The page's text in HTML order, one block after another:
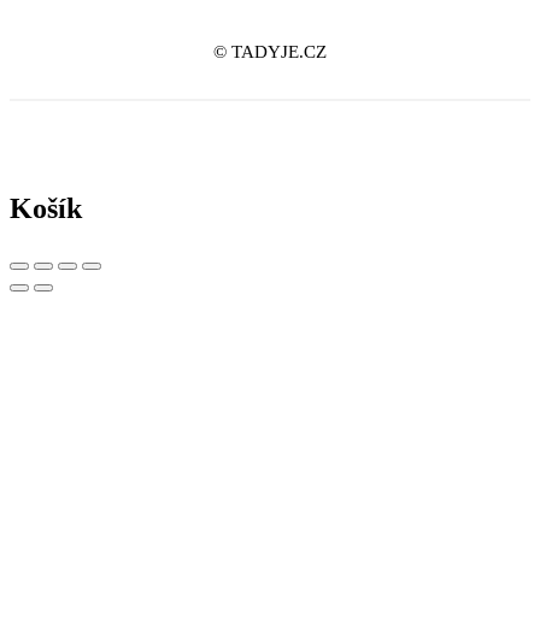
© TADYJE.CZ
Košík